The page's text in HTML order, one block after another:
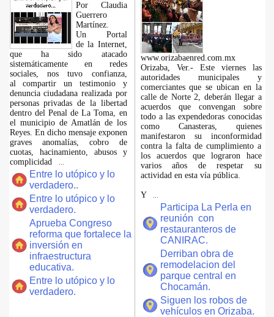
Por Claudia
Guerrero
Martínez.
​Un Portal
de la Internet,
que ha sido atacado
sistemáticamente en redes
sociales, nos tuvo confianza,
al compartir un testimonio y
denuncia ciudadana realizada por
personas privadas de la libertad
dentro del Penal de La Toma, en
el municipio de Amatlán de los
Reyes. En dicho mensaje exponen
graves anomalías, cobro de
cuotas, hacinamiento, abusos y
complicidad
Entre lo utópico y lo
verdadero..
Entre lo utópico y lo
verdadero.
Aprueba Congreso
reforma que fortalece la
inversión en
infraestructura
educativa.
Entre lo utópico y lo
verdadero.
www.orizabaenred.com.mx
Orizaba, Ver.- Este viernes las
autoridades municipales y
comerciantes que se ubican en la
calle de Norte 2, deberán llegar a
acuerdos que convengan sobre
todo a las expendedoras conocidas
como Canasteras, quienes
manifestaron su inconformidad
contra la falta de cumplimiento a
los acuerdos que lograron hace
varios años de respetar su
actividad en esta vía pública.
Y
Participa La Perla en
reunión con
restauranteros de
CANIRAC.
Derriban obra de
remodelacion del
parque central en
Chocamán.
Siguen los robos de
vehículos en Orizaba.